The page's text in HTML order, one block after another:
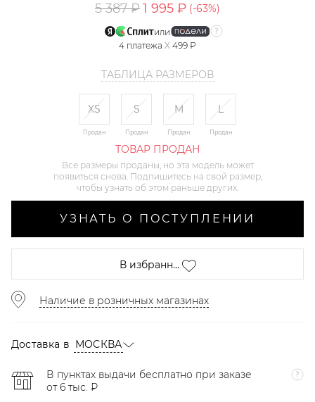
5 387 ₽1 995 ₽ (-63%)
или
4 платежа X 499 ₽
ТАБЛИЦА РАЗМЕРОВ
XS
Продан
S
Продан
M
Продан
L
Продан
ТОВАР ПРОДАН
Все размеры проданы, но эта модель может
появиться снова. Подпишитесь на свой размер,
чтобы узнать об этом раньше других.
УЗНАТЬ О ПОСТУПЛЕНИИ
В избранн...
Наличие в розничных магазинах
Доставка в МОСКВА
В пунктах выдачи бесплатно при заказе
от 6 тыс. ₽